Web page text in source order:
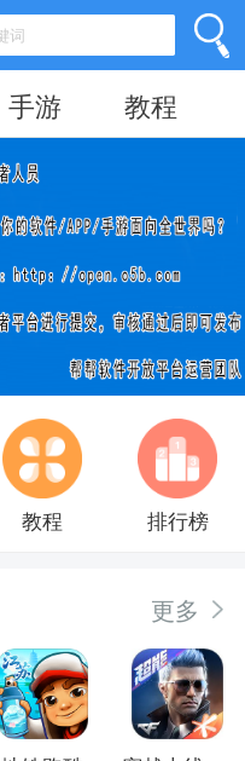
手游 教程
教程 排行榜
更多